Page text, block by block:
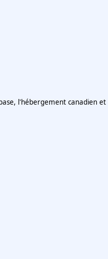
l'hébergement canadien et